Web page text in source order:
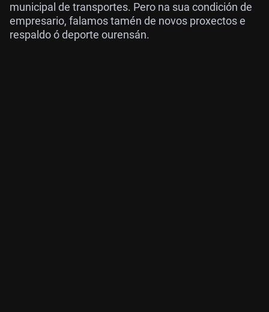
municipal de transportes. Pero na sua condición de
empresario, falamos tamén de novos proxectos e
respaldo ó deporte ourensán.